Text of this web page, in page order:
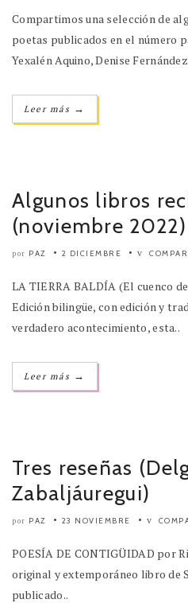
Compartimos una selección de
poetas publicados en el número
Yexalén Aquino, Denise
Leer más →
Algunos libros
(noviembre 2022)
por PAZ 2 DICIEMBRE
LA TIERRA BALDÍA (El cuenco
Edición bilingüe, con edición y
verdadero acontecimiento, esta..
Leer más →
Tres reseñas
Zabaljáuregui)
por PAZ 23 NOVIEMBRE
POESÍA DE CONTIGÜIDAD por
original y extemporáneo libro de
publicado..